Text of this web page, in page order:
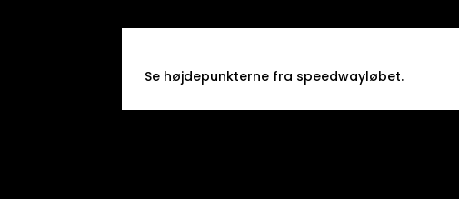
Se højdepunkterne fra speedwayløbet.​